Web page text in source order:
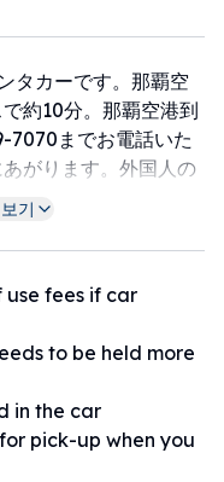
タカーです。那覇空
約10分。那覇空港到
までお電話いた
がります。外国人の
けます。LINE ID ＠
，我們公司離那霸機
需要接送服務請加
our company,
by car from Naha
a pick-up service,
ID:@iwu1588h
기
use fees if car
to be held more
in the car
pick-up when you